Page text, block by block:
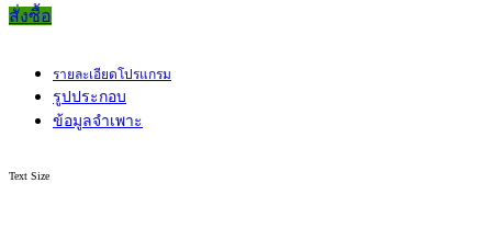
สั่งซื้อ
รายละเอียดโปรแกรม
รูปประกอบ
ข้อมูลจำเพาะ
Text Size